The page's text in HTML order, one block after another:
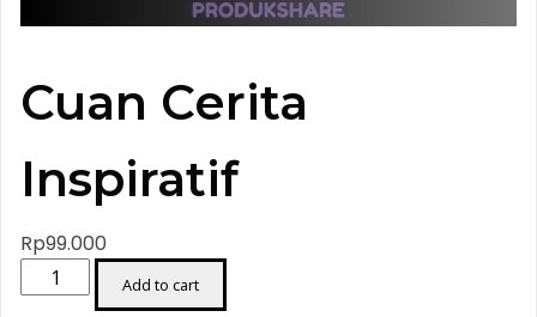
Cuan Cerita
Inspiratif
Rp99.000
Cuan
Cerita
Add to cart